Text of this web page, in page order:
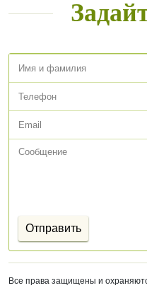
Все права защищены и